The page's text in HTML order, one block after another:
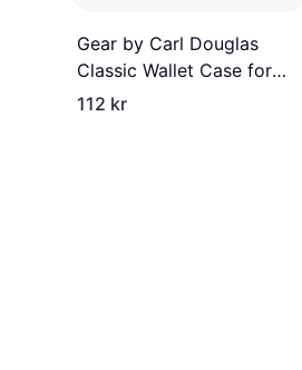
Gear by Carl Douglas
Classic Wallet Case for
iPhone 14 Pro
112 kr